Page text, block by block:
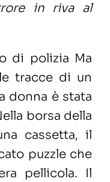
in riva al
di polizia Ma
tracce di un
donna è stata
borsa della
cassetta, il
puzzle che
pellicola. Il